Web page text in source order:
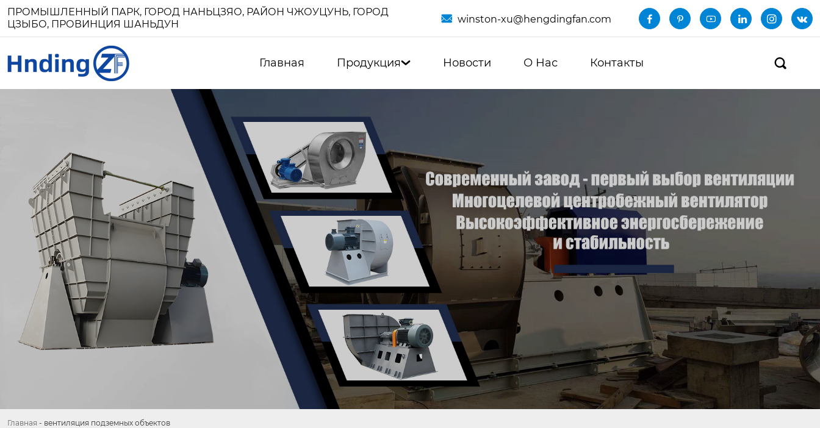
ПРОМЫШЛЕННЫЙ ПАРК, ГОРОД НАНЬЦЗЯО, РАЙОН ЧЖОУЦУНЬ, ГОРОД
ЦЗЫБО, ПРОВИНЦИЯ ШАНЬДУН
 winston-xu@hengdingfan.com      
Главная Продукция Новости О Нас Контакты 
Главная - вентиляция подземных объектов